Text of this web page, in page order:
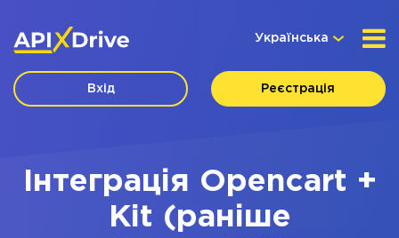
Українська
Вхід Реєстрація
Інтеграція Opencart +
Kit (раніше